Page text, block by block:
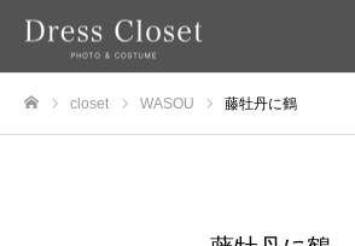
closet WASOU 藤牡丹に鶴